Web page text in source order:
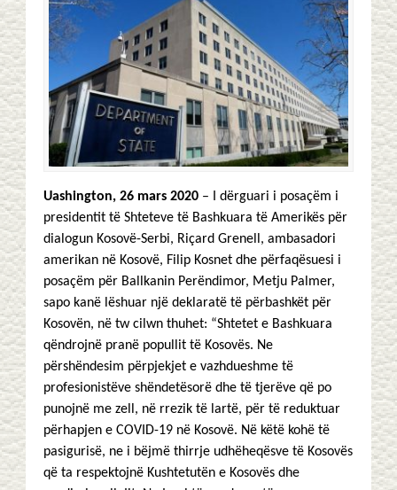
Uashington, 26 mars 2020 – I dërguari i posaçëm i
presidentit të Shteteve të Bashkuara të Amerikës për
dialogun Kosovë-Serbi, Riçard Grenell, ambasadori
amerikan në Kosovë, Filip Kosnet dhe përfaqësuesi i
posaçëm për Ballkanin Perëndimor, Metju Palmer,
sapo kanë lëshuar një deklaratë të përbashkët për
Kosovën, në tw cilwn thuhet: “Shtetet e Bashkuara
qëndrojnë pranë popullit të Kosovës. Ne
përshëndesim përpjekjet e vazhdueshme të
profesionistëve shëndetësorë dhe të tjerëve që po
punojnë me zell, në rrezik të lartë, për të reduktuar
përhapjen e COVID-19 në Kosovë. Në këtë kohë të
pasigurisë, ne i bëjmë thirrje udhëheqësve të Kosovës
që ta respektojnë Kushtetutën e Kosovës dhe